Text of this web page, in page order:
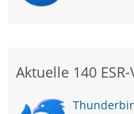
Aktuelle 140